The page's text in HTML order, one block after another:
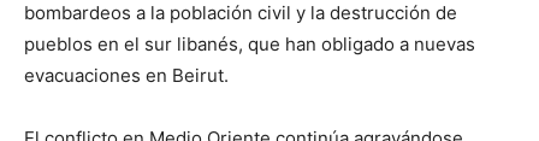
bombardeos a la población civil y la destrucción de
pueblos en el sur libanés, que han obligado a nuevas
evacuaciones en Beirut.